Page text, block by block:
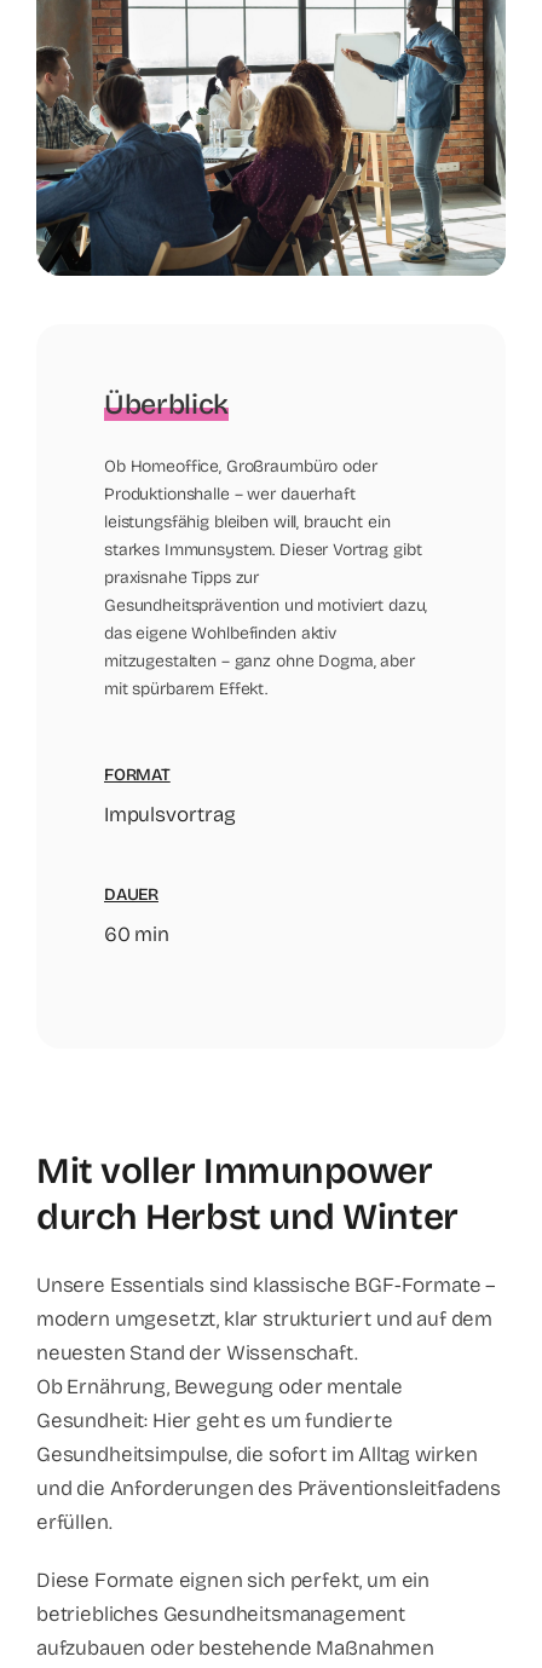
Überblick
Ob Homeoffice, Großraumbüro oder
Produktionshalle – wer dauerhaft
leistungsfähig bleiben will, braucht ein
starkes Immunsystem. Dieser Vortrag gibt
praxisnahe Tipps zur
Gesundheitsprävention und motiviert dazu,
das eigene Wohlbefinden aktiv
mitzugestalten – ganz ohne Dogma, aber
mit spürbarem Effekt.
FORMAT
Impulsvortrag
DAUER
60 min
Mit voller Immunpower
durch Herbst und Winter
Unsere Essentials sind klassische BGF-Formate –
modern umgesetzt, klar strukturiert und auf dem
neuesten Stand der Wissenschaft.
Ob Ernährung, Bewegung oder mentale
Gesundheit: Hier geht es um fundierte
Gesundheitsimpulse, die sofort im Alltag wirken
und die Anforderungen des Präventionsleitfadens
erfüllen.
Diese Formate eignen sich perfekt, um ein
betriebliches Gesundheitsmanagement
aufzubauen oder bestehende Maßnahmen